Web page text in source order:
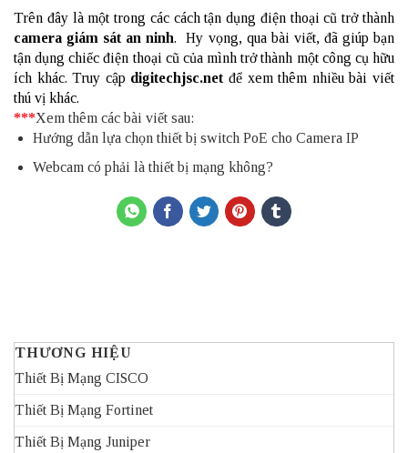
Trên đây là một trong các cách tận dụng điện thoại cũ trở thành
camera giám sát an ninh. Hy vọng, qua bài viết, đã giúp bạn
tận dụng chiếc điện thoại cũ của mình trở thành một công cụ hữu
ích khác. Truy cập digitechjsc.net để xem thêm nhiều bài viết
thú vị khác.
***Xem thêm các bài viết sau:
Hướng dẫn lựa chọn thiết bị switch PoE cho Camera IP
Webcam có phải là thiết bị mạng không?
THƯƠNG HIỆU
Thiết Bị Mạng CISCO
Thiết Bị Mạng Fortinet
Thiết Bị Mạng Juniper